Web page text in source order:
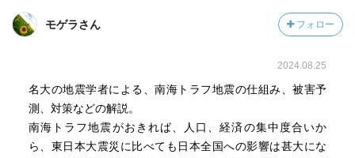
モゲラさん フォロー
2024.08.25
名大の地震学者による、南海トラフ地震の仕組み、被害予
測、対策などの解説。
南海トラフ地震がおきれば、人口、経済の集中度合いか
ら、東日本大震災に比べても日本全国への影響は甚大にな